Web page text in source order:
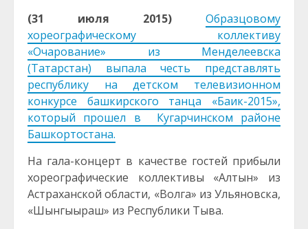
(31 июля 2015) Образцовому
хореографическому коллективу
«Очарование» из Менделеевска
(Татарстан) выпала честь представлять
республику на детском телевизионном
конкурсе башкирского танца «Баик-2015»,
который прошел в Кугарчинском районе
Башкортостана.
На гала-концерт в качестве гостей прибыли
хореографические коллективы «Алтын» из
Астраханской области, «Волга» из Ульяновска,
«Шынгыыраш» из Республики Тыва.